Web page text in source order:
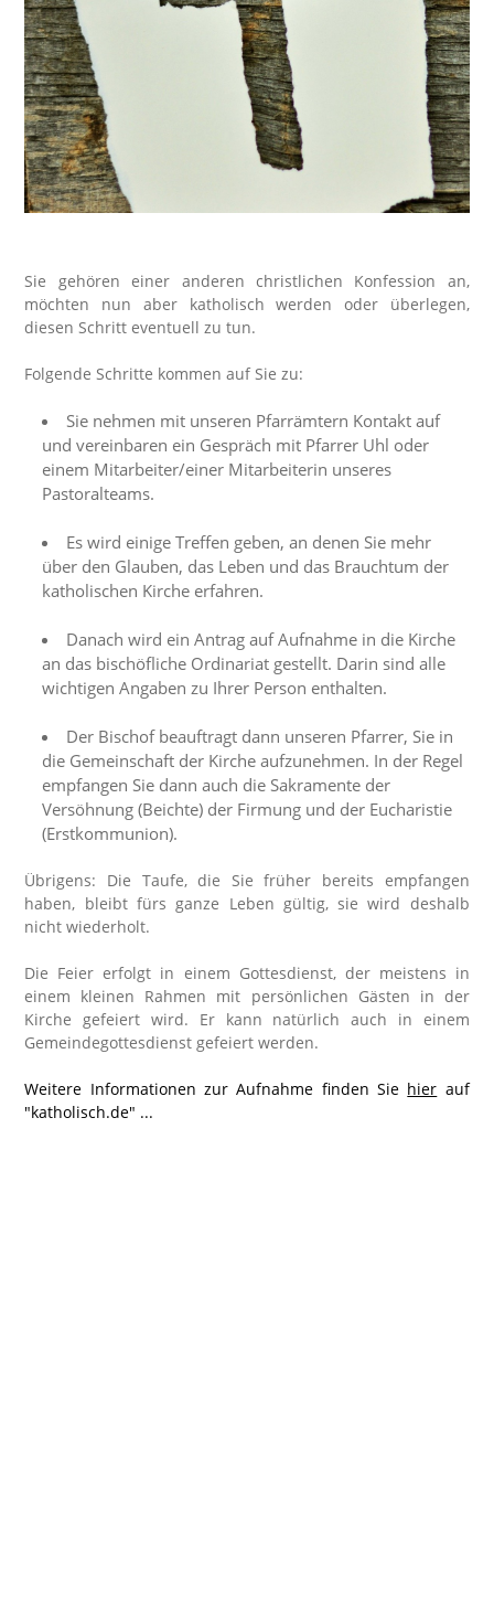
Sie gehören einer anderen christlichen Konfession an,
möchten nun aber katholisch werden oder überlegen,
diesen Schritt eventuell zu tun.
Folgende Schritte kommen auf Sie zu:
Sie nehmen mit unseren Pfarrämtern Kontakt auf
und vereinbaren ein Gespräch mit Pfarrer Uhl oder
einem Mitarbeiter/einer Mitarbeiterin unseres
Pastoralteams.
Es wird einige Treffen geben, an denen Sie mehr
über den Glauben, das Leben und das Brauchtum der
katholischen Kirche erfahren.
Danach wird ein Antrag auf Aufnahme in die Kirche
an das bischöfliche Ordinariat gestellt. Darin sind alle
wichtigen Angaben zu Ihrer Person enthalten.
Der Bischof beauftragt dann unseren Pfarrer, Sie in
die Gemeinschaft der Kirche aufzunehmen. In der Regel
empfangen Sie dann auch die Sakramente der
Versöhnung (Beichte) der Firmung und der Eucharistie
(Erstkommunion).
Übrigens: Die Taufe, die Sie früher bereits empfangen
haben, bleibt fürs ganze Leben gültig, sie wird deshalb
nicht wiederholt.
Die Feier erfolgt in einem Gottesdienst, der meistens in
einem kleinen Rahmen mit persönlichen Gästen in der
Kirche gefeiert wird. Er kann natürlich auch in einem
Gemeindegottesdienst gefeiert werden.
Weitere Informationen zur Aufnahme finden Sie hier auf
"katholisch.de" ...